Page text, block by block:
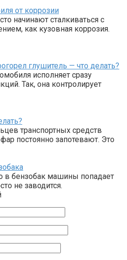
от коррозии
начинают сталкиваться с
как кузовная коррозия.
глушитель — что делать?
исполняет сразу
Так, она контролирует
транспортных средств
постоянно запотевают. Это
в бензобак машины попадает
не заводится.